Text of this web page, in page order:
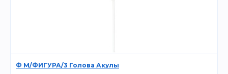
Ф М/ФИГУРА/3 Голова Акулы